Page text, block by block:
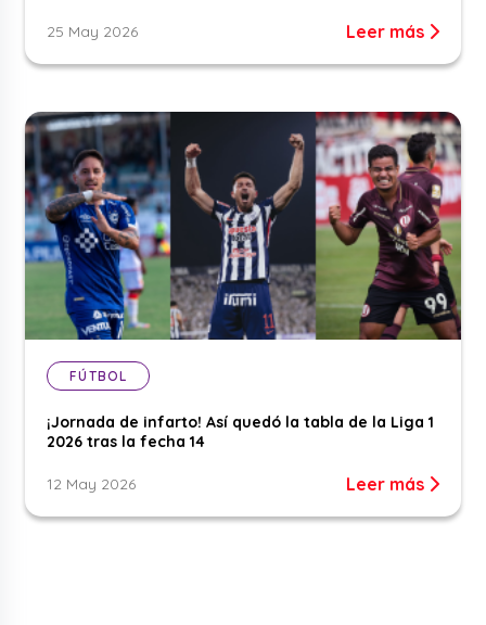
25 May 2026 Leer más
FÚTBOL
¡Jornada de infarto! Así quedó la tabla de la Liga 1
2026 tras la fecha 14
12 May 2026 Leer más